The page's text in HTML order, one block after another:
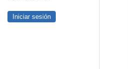
Iniciar sesión